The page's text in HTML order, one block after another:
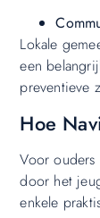
Lokale
een
preventieve
Hoe
Voor ouders
door het
enkele